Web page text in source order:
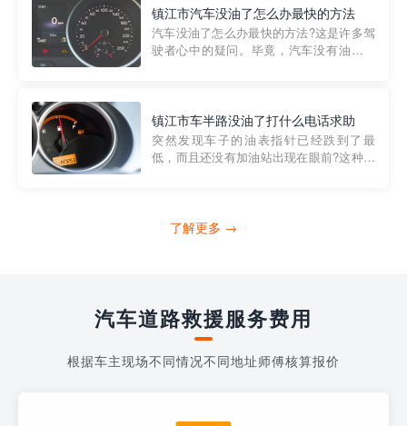
的送油师傅，解决没油的紧急情况。 首
先，让我们来了解一下穿...
镇江市汽车没油了怎么办最快的方法
汽车没油了怎么办最快的方法?这是许多驾
驶者心中的疑问。毕竟，汽车没有油就无
越者小程序是一款专门解决汽车没油问题
的在线服务平台。通过...
镇江市车半路没油了打什么电话求助
突然发现车子的油表指针已经跌到了最
低，而且还没有加油站出现在眼前?这种情
打4006363122请求送油人员来帮助你。
了解更多 →
汽车道路救援服务费用
根据车主现场不同情况不同地址师傅核算报价